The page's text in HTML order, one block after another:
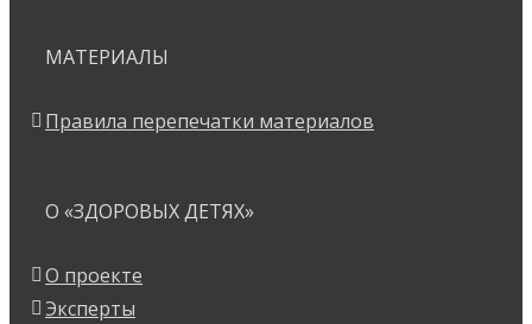
МАТЕРИАЛЫ
Правила перепечатки материалов
О «ЗДОРОВЫХ ДЕТЯХ»
О проекте
Эксперты